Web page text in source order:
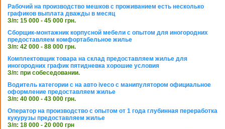
Рабочий на производство мешков с проживанием есть несколько
графиков выплата дважды в месяц
З/п: 15 000 - 45 000 грн.
Сборщик-монтажник корпусной мебели с опытом для иногородних
предоставляем комфортабельное жилье
З/п: 42 000 - 88 000 грн.
Комплектовщик товара на склад предоставляем жилье для
иногородних график пятидневка хорошие условия
З/п: при собеседовании.
Водитель категории с на авто iveco с манипулятором официальное
оформление предоставляем жилье
З/п: 40 000 - 43 000 грн.
Оператор на производство с опытом от 1 года глубинная переработка
кукурузы предоставляем жилье
З/п: 18 000 - 20 000 грн